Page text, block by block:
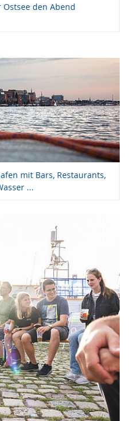
den Abend
mit Bars, Restaurants,
...